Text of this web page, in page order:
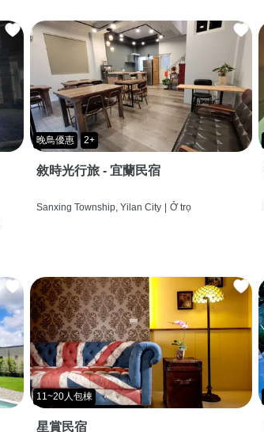
晚鳥優惠 2+
敘時光行旅 - 宜蘭民宿
Sanxing Township, Yilan City | Ở trọ
11~20人包棟
星賞民宿